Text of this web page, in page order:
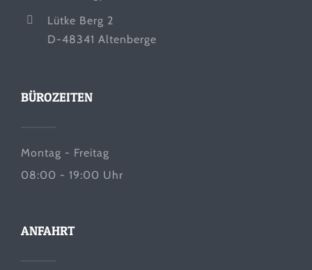
Lütke Berg 2
D-48341 Altenberge
BÜROZEITEN
Montag - Freitag
08:00 - 19:00 Uhr
ANFAHRT